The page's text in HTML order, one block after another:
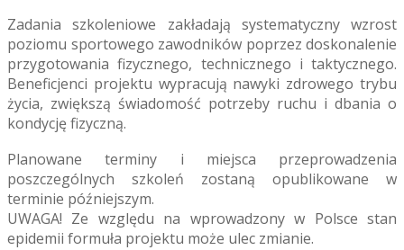
Zadania szkoleniowe zakładają systematyczny wzrost
poziomu sportowego zawodników poprzez doskonalenie
przygotowania fizycznego, technicznego i taktycznego.
Beneficjenci projektu wypracują nawyki zdrowego trybu
życia, zwiększą świadomość potrzeby ruchu i dbania o
kondycję fizyczną.
Planowane terminy i miejsca przeprowadzenia
poszczególnych szkoleń zostaną opublikowane w
terminie późniejszym.
UWAGA! Ze względu na wprowadzony w Polsce stan
epidemii formuła projektu może ulec zmianie.